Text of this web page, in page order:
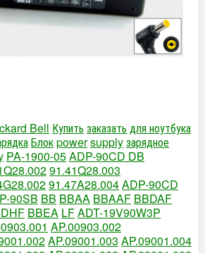
Bell Купить заказать для ноутбука
Блокpowersupplyзарядное
PA-1900-05ADP-90CD DB
91.41Q28.003
91.47A28.004ADP-90CD
90SB BB BBAA BBAAF BBDAF
BBEA LFADT-19V90W3P
AP.00903.002
AP.09001.003 AP.09001.004